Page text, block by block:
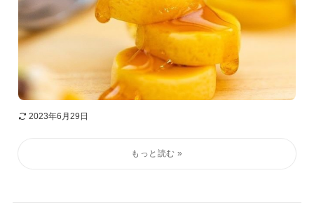
2023年6月29日